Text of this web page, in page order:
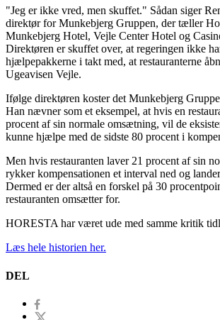
"Jeg er ikke vred, men skuffet." Sådan siger
direktør for Munkebjerg Gruppen, der tæller
Munkebjerg Hotel, Vejle Center Hotel og
Direktøren er skuffet over, at regeringen ikke
hjælpepakkerne i takt med, at restauranterne
Ugeavisen Vejle.
Ifølge direktøren koster det Munkebjerg
Han nævner som et eksempel, at hvis en
procent af sin normale omsætning, vil de
kunne hjælpe med de sidste 80 procent i
Men hvis restauranten laver 21 procent af sin
rykker kompensationen et interval ned og
Dermed er der altså en forskel på 30
restauranten omsætter for.
HORESTA har været ude med samme kritik
Læs hele historien her.
DEL